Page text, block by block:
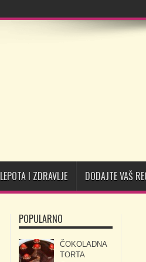
LEPOTA I ZDRAVLJE DODAJTE VAŠ
POPULARNO
ČOKOLADNA
TORTA